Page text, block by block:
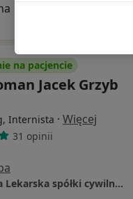
na pacjencie
Jacek Grzyb
Internista · Więcej
31 opinii
Specjalistyczna Przychodnia Lekarska spółki cywilnej Sanmed w Sanoku